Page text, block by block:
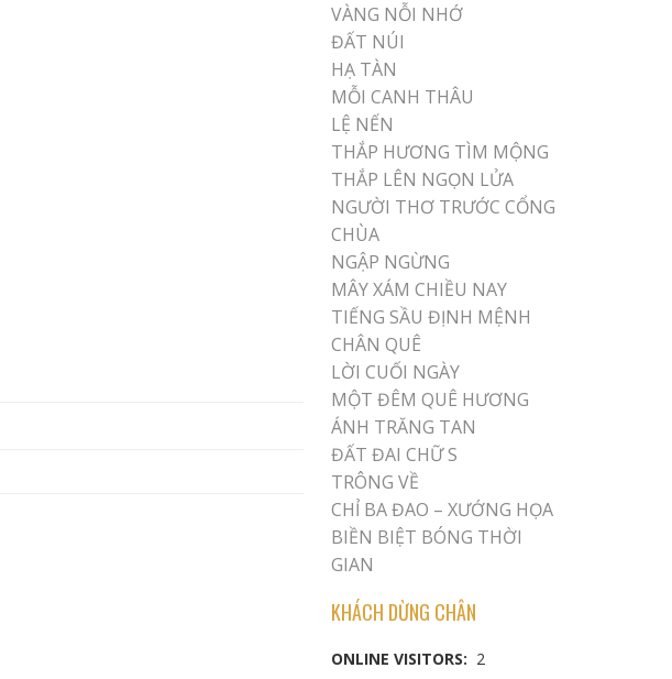
VÀNG NỖI NHỚ
ĐẤT NÚI
HẠ TÀN
MỖI CANH THÂU
LỆ NẾN
THẮP HƯƠNG TÌM MỘNG
THẮP LÊN NGỌN LỬA
NGƯỜI THƠ TRƯỚC CỔNG
CHÙA
NGẬP NGỪNG
MÂY XÁM CHIỀU NAY
TIẾNG SẦU ĐỊNH MỆNH
CHÂN QUÊ
LỜI CUỐI NGÀY
MỘT ĐÊM QUÊ HƯƠNG
ÁNH TRĂNG TAN
ĐẤT ĐAI CHỮ S
TRÔNG VỀ
CHỈ BA ĐAO – XƯỚNG HỌA
BIỀN BIỆT BÓNG THỜI
GIAN
KHÁCH DỪNG CHÂN
ONLINE VISITORS: 2